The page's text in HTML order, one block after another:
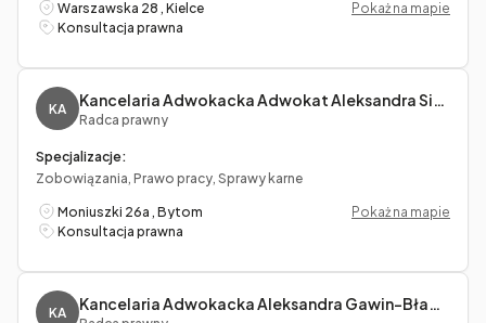
Warszawska 28 , Kielce
Pokaż na mapie
Konsultacja prawna
KA
Radca prawny
Specjalizacje:
Zobowiązania, Prawo pracy, Sprawy karne
Moniuszki 26a , Bytom
Pokaż na mapie
Konsultacja prawna
KA